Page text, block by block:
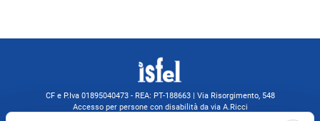
CF e P.Iva 01895040473 - REA: PT-188663 | Via Risorgimento, 548
Accesso per persone con disabilità da via A.Ricci